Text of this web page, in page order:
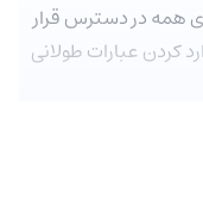
همه در دسترس قرار
کردن عبارات طولانی